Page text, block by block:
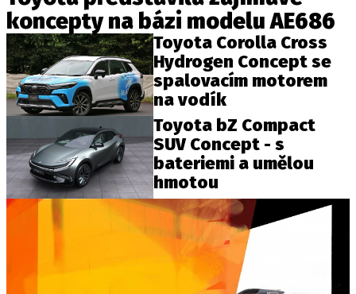
INZERCE
OSOBNÍ ÚDAJE / COOKIES
Provozovatelem serveru autoroad.cz je
INCORP MEDIA GROUP s.r.o., IČ: 118 23 054
koncepty na bázi modelu AE686
Toyota Corolla Cross
Hydrogen Concept se
spalovacím motorem
na vodík
Toyota bZ Compact
SUV Concept - s
bateriemi a umělou
hmotou